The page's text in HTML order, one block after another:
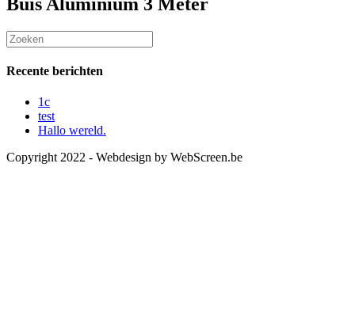
Recente berichten
1c
test
Hallo wereld.
Copyright 2022 - Webdesign by WebScreen.be